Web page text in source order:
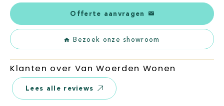
Offerte aanvragen
Bezoek onze showroom
Klanten over Van Woerden Wonen
Lees alle reviews